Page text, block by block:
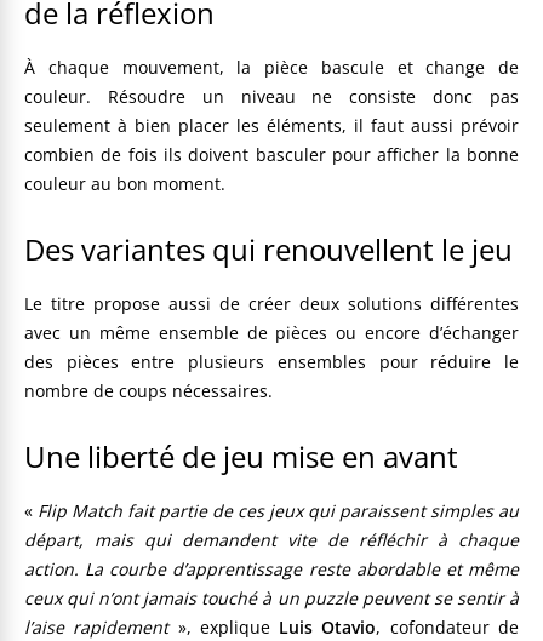
de la réflexion
À chaque mouvement, la pièce bascule et change de
couleur. Résoudre un niveau ne consiste donc pas
seulement à bien placer les éléments, il faut aussi prévoir
combien de fois ils doivent basculer pour afficher la bonne
couleur au bon moment.
Des variantes qui renouvellent le jeu
Le titre propose aussi de créer deux solutions différentes
avec un même ensemble de pièces ou encore d’échanger
des pièces entre plusieurs ensembles pour réduire le
nombre de coups nécessaires.
Une liberté de jeu mise en avant
« Flip Match fait partie de ces jeux qui paraissent simples au
départ, mais qui demandent vite de réfléchir à chaque
action. La courbe d’apprentissage reste abordable et même
ceux qui n’ont jamais touché à un puzzle peuvent se sentir à
l’aise rapidement», explique Luis Otavio, cofondateur de